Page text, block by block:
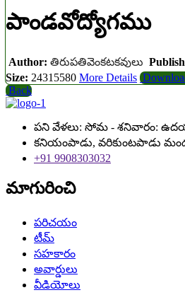
పాండవోద్యోగము
Author: తిరుపతివెంకటకవులు
Size: 24315580 More Details
Back
పని వేళలు: సోమ - శనివారం:
కనియంపాడు, వరికుంటపాడు
+91 9908303032
మాగురించి
పరిచయం
టీమ్
సహకారం
అవార్డులు
వీడియోలు